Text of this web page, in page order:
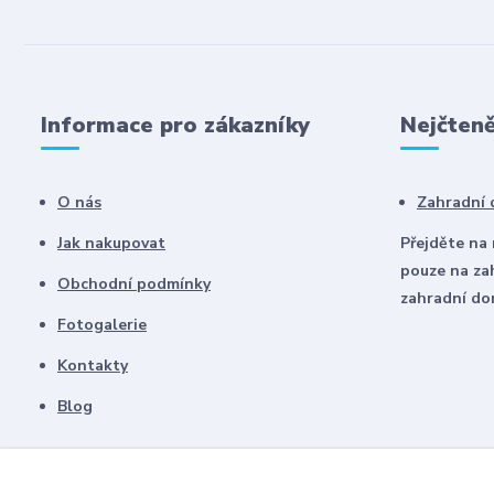
Informace pro zákazníky
O nás
Jak nakupovat
Obchodní podmínky
Fotogalerie
Kontakty
Blog
Zahradní
Přejděte na
pouze na
zahradní